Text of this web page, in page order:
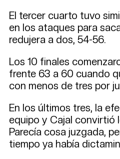
El tercer cuarto tuvo
en los ataques para
redujera a dos, 54-56.
Los 10 finales
frente 63 a 60 cuando
con menos de tres por
En los últimos tres, la
equipo y Cajal convirtió
Parecía cosa juzgada,
tiempo ya había